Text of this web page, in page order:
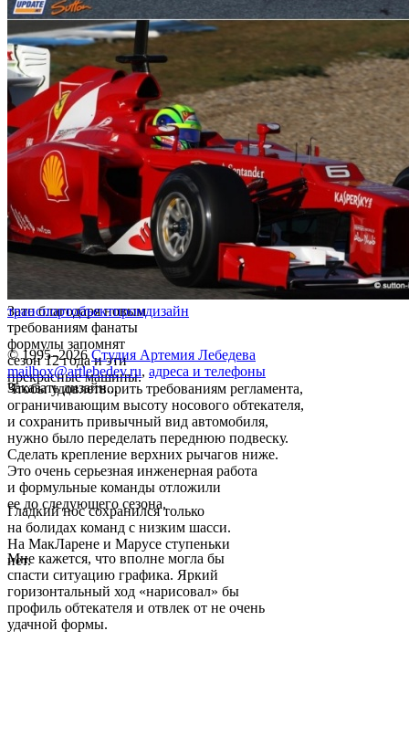
Зато благодаря новым
требованиям фанаты
формулы запомнят
сезон 12 года и эти
прекрасные машины.
Чтобы удовлетворить требованиям регламента,
ограничивающим высоту носового обтекателя,
и сохранить привычный вид автомобиля,
нужно было переделать переднюю подвеску.
Сделать крепление верхних рычагов ниже.
Это очень серьезная инженерная работа
и формульные команды отложили
ее до следующего сезона.
Гладкий нос сохранился только
на болидах команд с низким шасси.
На МакЛарене и Марусе ступеньки
нет.
Мне кажется, что вполне могла бы
спасти ситуацию графика. Яркий
горизонтальный ход «нарисовал» бы
профиль обтекателя и отвлек от не очень
удачной формы.
транспортобъектпромдизайн
© 1995–2026 Студия Артемия Лебедева
mailbox@artlebedev.ru, адреса и телефоны
Заказать дизайн...